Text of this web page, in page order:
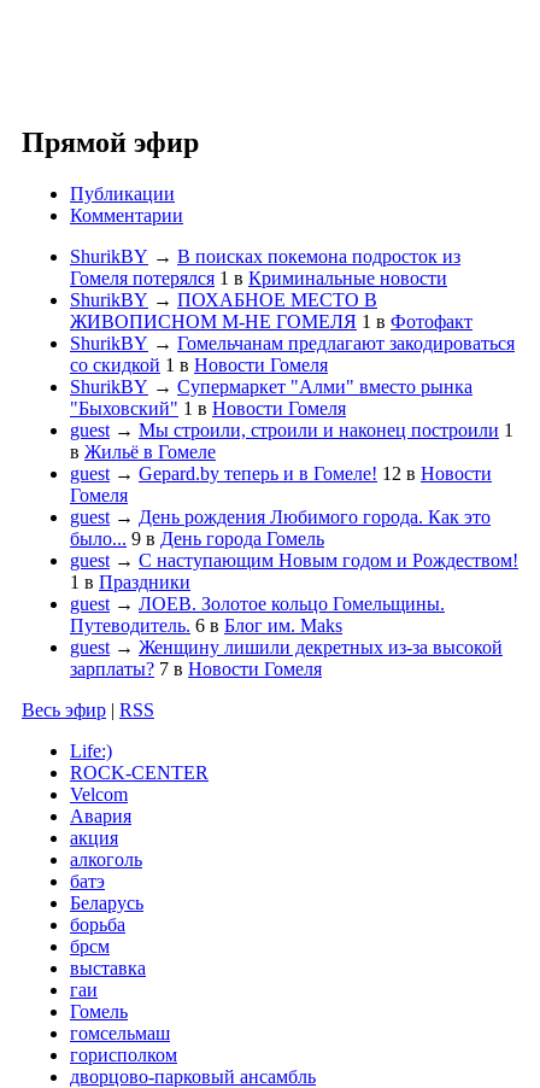
Прямой эфир
Публикации
Комментарии
ShurikBY → В поисках покемона подросток из
Гомеля потерялся 1 в Криминальные новости
ShurikBY → ПОХАБНОЕ МЕСТО В
ЖИВОПИСНОМ М-НЕ ГОМЕЛЯ 1 в Фотофакт
ShurikBY → Гомельчанам предлагают закодироваться
со скидкой 1 в Новости Гомеля
ShurikBY → Супермаркет "Алми" вместо рынка
"Быховский" 1 в Новости Гомеля
guest → Мы строили, строили и наконец построили 1
в Жильё в Гомеле
guest → Gepard.by теперь и в Гомеле! 12 в Новости
Гомеля
guest → День рождения Любимого города. Как это
было... 9 в День города Гомель
guest → С наступающим Новым годом и Рождеством!
1 в Праздники
guest → ЛОЕВ. Золотое кольцо Гомельщины.
Путеводитель. 6 в Блог им. Maks
guest → Женщину лишили декретных из-за высокой
зарплаты? 7 в Новости Гомеля
Весь эфир | RSS
Life:)
ROCK-CENTER
Velcom
Авария
акция
алкоголь
батэ
Беларусь
борьба
брсм
выставка
гаи
Гомель
гомсельмаш
горисполком
дворцово-парковый ансамбль